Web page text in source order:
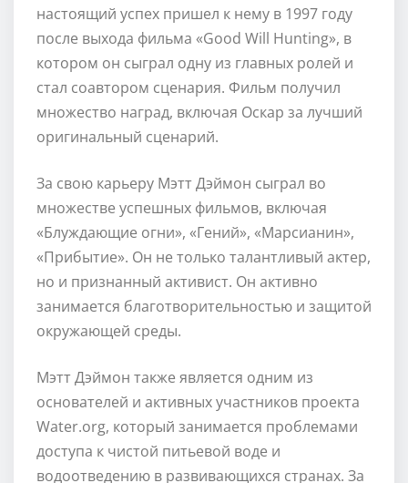
настоящий успех пришел к нему в 1997 году
после выхода фильма «Good Will Hunting», в
котором он сыграл одну из главных ролей и
стал соавтором сценария. Фильм получил
множество наград, включая Оскар за лучший
оригинальный сценарий.
За свою карьеру Мэтт Дэймон сыграл во
множестве успешных фильмов, включая
«Блуждающие огни», «Гений», «Марсианин»,
«Прибытие». Он не только талантливый актер,
но и признанный активист. Он активно
занимается благотворительностью и защитой
окружающей среды.
Мэтт Дэймон также является одним из
основателей и активных участников проекта
Water.org, который занимается проблемами
доступа к чистой питьевой воде и
водоотведению в развивающихся странах. За